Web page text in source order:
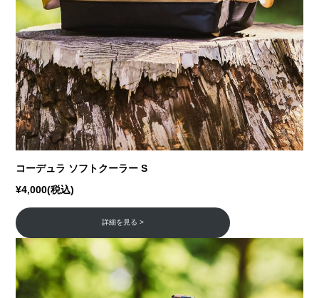
コーデュラ ソフトクーラー S
¥4,000(税込)
詳細を見る >